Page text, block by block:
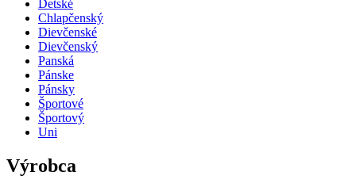
Detské
Chlapčenský
Dievčenské
Dievčenský
Panská
Pánske
Pánsky
Športové
Športový
Uni
Výrobca